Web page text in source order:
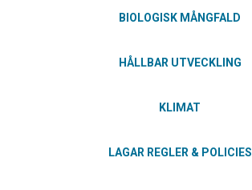
BIOLOGISK MÅNGFALD
HÅLLBAR UTVECKLING
KLIMAT
LAGAR REGLER & POLICIES